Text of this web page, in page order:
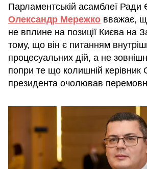
Парламентській асамблеї Ради
Олександр Мережко вважає,
не вплине на позиції Києва на
тому, що він є питанням
процесуальних дій, а не
попри те що колишній керівник
президента очолював